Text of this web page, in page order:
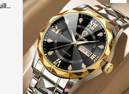
en cuir PU pour montres